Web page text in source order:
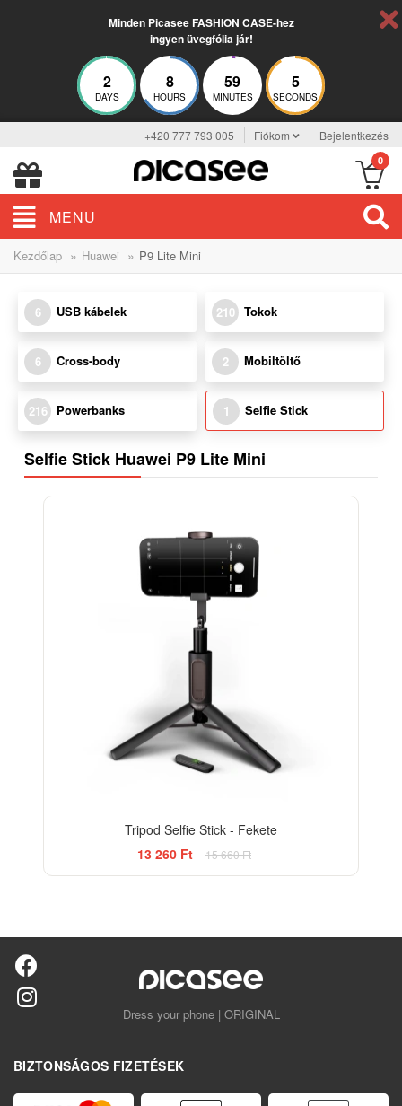
Minden Picasee FASHION CASE-hez
ingyen üvegfólia jár!
2
DAYS
8
HOURS
59
MINUTES
5
SECONDS
+420 777 793 005 Fiókom Bejelentkezés
0
MENU
Kezdőlap » Huawei » P9 Lite Mini
6 USB kábelek 210 Tokok
6 Cross-body 2 Mobiltöltő
216 Powerbanks 1 Selfie Stick
Selfie Stick Huawei P9 Lite Mini
Tripod Selfie Stick - Fekete
13 260 Ft
15 660 Ft
Dress your phone | ORIGINAL
BIZTONSÁGOS FIZETÉSEK